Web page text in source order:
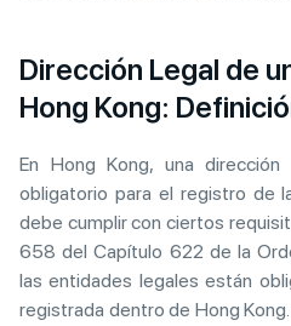
Dirección Legal de
Hong Kong:
En Hong Kong, una
obligatorio para el registro de
debe cumplir con ciertos
658 del Capítulo 622 de la
las entidades legales están
registrada dentro de Hong